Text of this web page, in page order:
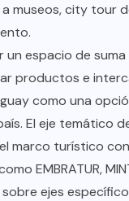
museos, city tour
un espacio de
productos e
como una
El eje temático
marco turístico
EMBRATUR,
ejes